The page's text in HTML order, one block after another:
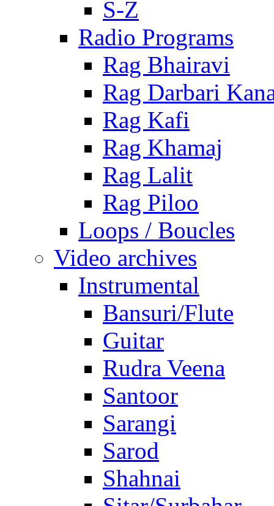
S-Z
Radio Programs
Rag Bhairavi
Rag Darbari
Rag Kafi
Rag Khamaj
Rag Lalit
Rag Piloo
Loops / Boucles
Video archives
Instrumental
Bansuri/Flute
Guitar
Rudra Veena
Santoor
Sarangi
Sarod
Shahnai